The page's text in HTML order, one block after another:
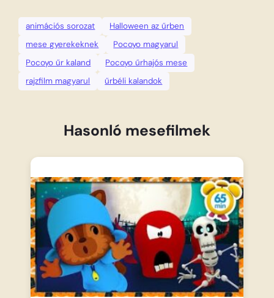
animációs sorozat
Halloween az űrben
mese gyerekeknek
Pocoyo magyarul
Pocoyo űr kaland
Pocoyo űrhajós mese
rajzfilm magyarul
űrbéli kalandok
Hasonló mesefilmek